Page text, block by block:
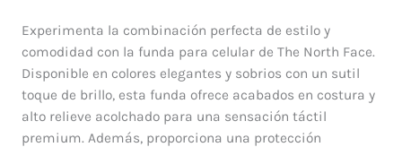
Experimenta la combinación perfecta de estilo y
comodidad con la funda para celular de The North Face.
Disponible en colores elegantes y sobrios con un sutil
toque de brillo, esta funda ofrece acabados en costura y
alto relieve acolchado para una sensación táctil
premium. Además, proporciona una protección